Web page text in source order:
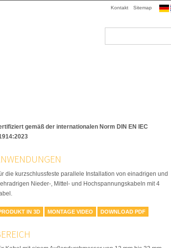
Sitemap
Kontakt
gemäß der internationalen Norm DIN EN IEC
die kurzschlussfeste parallele Installation von einadrigen und
Nieder-, Mittel- und Hochspannungskabeln mit 4
IN 3D MONTAGE VIDEO DOWNLOAD PDF